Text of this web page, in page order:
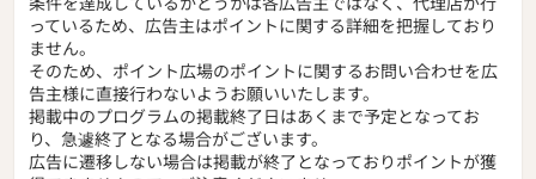
っているため、広告主はポイントに関する詳細を把握しており
ません。
そのため、ポイント広場のポイントに関するお問い合わせを広
告主様に直接行わないようお願いいたします。
掲載中のプログラムの掲載終了日はあくまで予定となってお
り、急遽終了となる場合がございます。
広告に遷移しない場合は掲載が終了となっておりポイントが獲